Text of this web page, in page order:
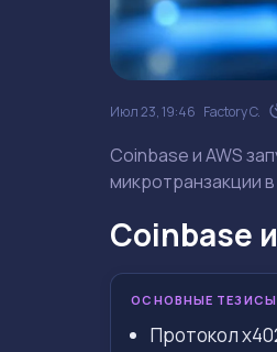
Июл 23, 19:46 Factory C.
Coinbase и AWS
микротранзакции
Coinbase
ОСНОВНЫЕ ТЕЗИСЫ
Протокол